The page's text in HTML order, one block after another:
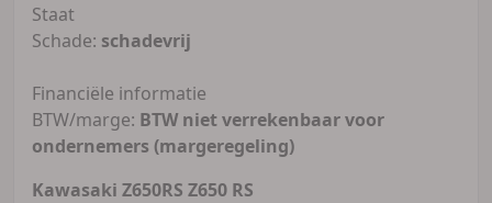
Staat
Schade: schadevrij
Financiële informatie
BTW/marge: BTW niet verrekenbaar voor
ondernemers (margeregeling)
Kawasaki Z650RS Z650 RS